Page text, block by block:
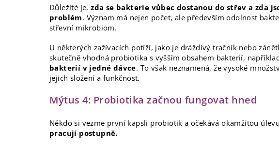
Důležité je,zda se bakterie vůbec dostanou do střev a zda
problém. Význam má nejen počet, ale především odolnost
střevní mikrobiom.
U některých zažívacích potíží, jako je dráždivý tračník nebo
skutečně vhodná probiotika s vyšším obsahem bakterií,
bakterií v jedné dávce. To však neznamená, že vysoké
jejich složení a funkčnost.
Mýtus 4: Probiotika začnou fungovat hned
Někdo si vezme první kapsli probiotik a očekává okamžitou
pracují postupně.